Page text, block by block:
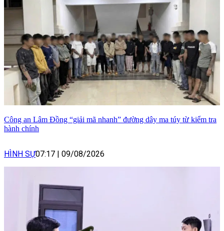
Công an Lâm Đồng “giải mã nhanh” đường dây ma túy từ kiểm tra
hành chính
HÌNH SỰ07:17 | 09/08/2026